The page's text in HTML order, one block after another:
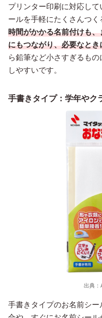
プリンター印刷に対応し
ールを手軽にたくさんつく
時間がかかる名前付けも
にもつながり、必要なと
ら鉛筆など小さすぎるも
しやすいです。
手書きタイプ：学年やク
出典：
手書きタイプのお名前シ